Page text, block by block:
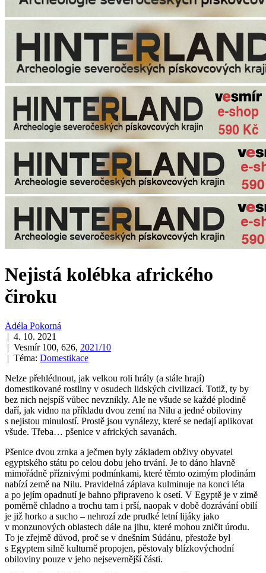
Nejistá kolébka afrického
čiroku
Adéla Pokorná
| 4. 10. 2021
| Vesmír 100, 626, 2021/10
| Téma: Domestikace
Nelze přehlédnout, jak velkou roli hrály (a stále hrají)
domestikované rostliny v osudech lidských civilizací. Totiž, ty by
bez nich nejspíš vůbec nevznikly. Ale ne všude se každé plodině
daří, jak vidno na příkladu dvou zemí na Nilu a jedné obiloviny
s nejistou minulostí. Prostě jsou vynálezy, které se nedají aplikovat
všude. Třeba… pšenice v afrických savanách.
Pšenice dvou zrnka a ječmen byly základem obživy obyvatel
egyptského státu po celou dobu jeho trvání. Je to dáno hlavně
mimořádně příznivými podmínkami, které těmto ozimým plodinám
nabízí země na Nilu. Pravidelná záplava kulminuje na konci léta
a po jejím opadnutí je bahno připraveno k osetí. V Egyptě je v zimě
poměrně chladno a trochu tam i prší, naopak v době dozrávání obilí
je již horko a sucho – nehrozí zde prudké letní lijáky jako
v monzunových oblastech dále na jihu, které mohou zničit úrodu.
To je zřejmě důvod, proč se v dnešním Súdánu, přestože byl
s Egyptem silně kulturně propojen, pěstovaly blízkovýchodní
obiloviny pouze v jeho nejsevernější části.